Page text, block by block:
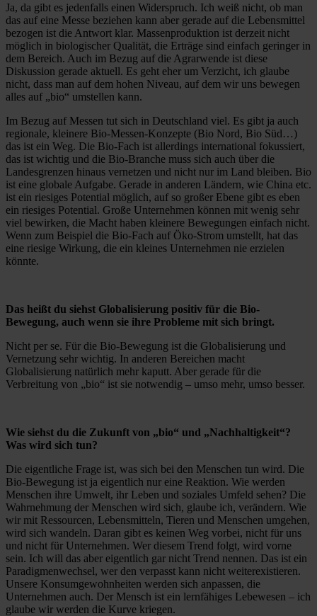
Ja, da gibt es jedenfalls einen Widerspruch. Ich weiß nicht, ob man
das auf eine Messe beziehen kann aber gerade auf die Lebensmittel
bezogen ist die Antwort klar. Massenproduktion ist derzeit nicht
möglich in biologischer Qualität, die Erträge sind einfach geringer in
dem Bereich. Auch im Bezug auf die Agrarwende ist diese
Diskussion gerade aktuell. Es geht eher um Verzicht, ich glaube
nicht, dass man auf dem hohen Niveau, auf dem wir uns bewegen
alles auf „bio“ umstellen kann.
Im Bezug auf Messen tut sich in Deutschland viel. Es gibt ja auch
regionale, kleinere Bio-Messen-Konzepte (Bio Nord, Bio Süd…)
das ist ein Weg. Die Bio-Fach ist allerdings international fokussiert,
das ist wichtig und die Bio-Branche muss sich auch über die
Landesgrenzen hinaus vernetzen und nicht nur im Land bleiben. Bio
ist eine globale Aufgabe. Gerade in anderen Ländern, wie China etc.
ist ein riesiges Potential möglich, auf so großer Ebene gibt es eben
ein riesiges Potential. Große Unternehmen können mit wenig sehr
viel bewirken, die Macht haben kleinere Bewegungen einfach nicht.
Wenn zum Beispiel die Bio-Fach auf Öko-Strom umstellt, hat das
eine riesige Wirkung, die ein kleines Unternehmen nie erzielen
könnte.
Das heißt du siehst Globalisierung positiv für die Bio-
Bewegung, auch wenn sie ihre Probleme mit sich bringt.
Nicht per se. Für die Bio-Bewegung ist die Globalisierung und
Vernetzung sehr wichtig. In anderen Bereichen macht
Globalisierung natürlich mehr kaputt. Aber gerade für die
Verbreitung von „bio“ ist sie notwendig – umso mehr, umso besser.
Wie siehst du die Zukunft von „bio“ und „Nachhaltigkeit“?
Was wird sich tun?
Die eigentliche Frage ist, was sich bei den Menschen tun wird. Die
Bio-Bewegung ist ja eigentlich nur eine Reaktion. Wie werden
Menschen ihre Umwelt, ihr Leben und soziales Umfeld sehen? Die
Wahrnehmung der Menschen wird sich, glaube ich, verändern. Wie
wir mit Ressourcen, Lebensmitteln, Tieren und Menschen umgehen,
wird sich wandeln. Daran gibt es keinen Weg vorbei, nicht für uns
und nicht für Unternehmen. Wer diesem Trend folgt, wird vorne
sein. Ich will das aber eigentlich gar nicht Trend nennen. Das ist ein
Paradigmenwechsel, wer den verpasst kann nicht weiterexistieren.
Unsere Konsumgewohnheiten werden sich anpassen, die
Unternehmen auch. Der Mensch ist ein lernfähiges Lebewesen – ich
glaube wir werden die Kurve kriegen.